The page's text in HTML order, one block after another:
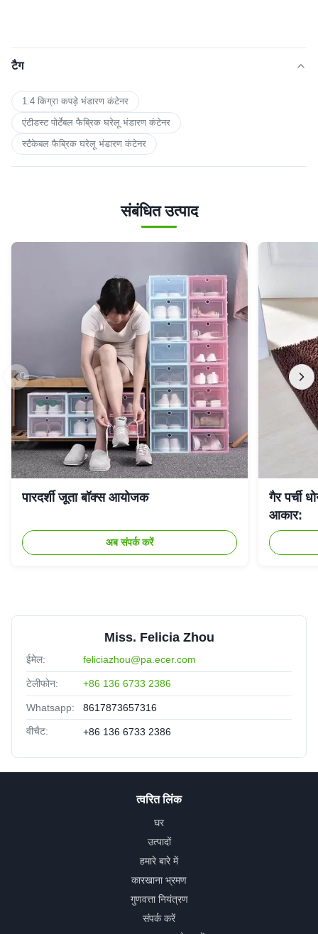
टैग
1.4 किग्रा कपड़े भंडारण कंटेनर
एंटीडस्ट पोर्टेबल फैब्रिक घरेलू भंडारण कंटेनर
स्टैकेबल फैब्रिक घरेलू भंडारण कंटेनर
संबंधित उत्पाद
पारदर्शी जूता बॉक्स आयोजक
अब संपर्क करें
गैर पर्ची
आकार:
Miss. Felicia Zhou
ईमेल: feliciazhou@pa.ecer.com
टेलीफोन: +86 136 6733 2386
Whatsapp: 8617873657316
वीचैट: +86 136 6733 2386
त्वरित लिंक
घर
उत्पादों
हमारे बारे में
कारखाना भ्रमण
गुणवत्ता नियंत्रण
संपर्क करें